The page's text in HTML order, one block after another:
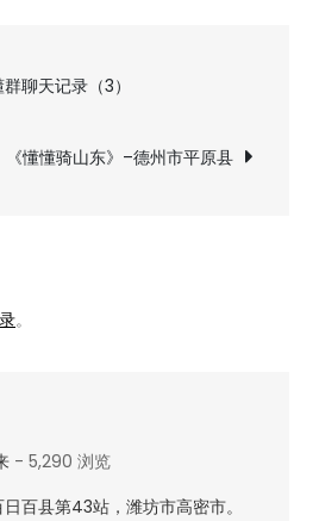
懂
群
（4）
聊天记录（3）
《懂懂骑山东》–德州市平原县
。
- 5,290 浏览
百县第43站，潍坊市高密市。